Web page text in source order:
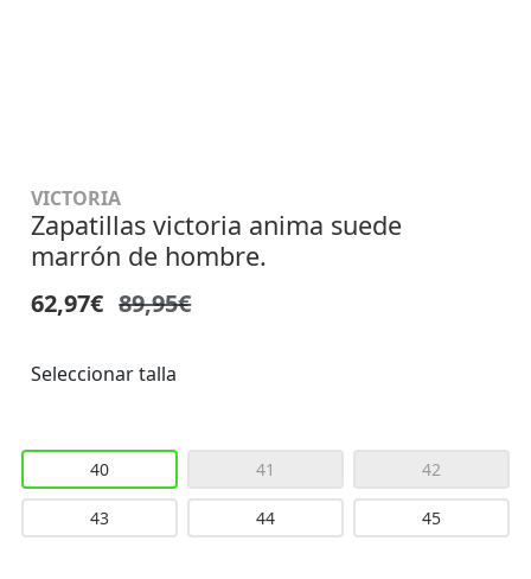
VICTORIA
Zapatillas victoria anima suede
marrón de hombre.
62,97€ 89,95€
Seleccionar talla
40 41 42
43 44 45